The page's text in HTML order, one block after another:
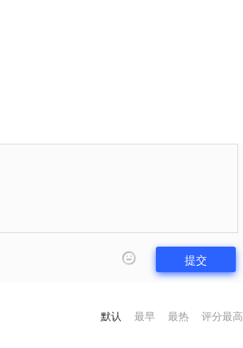
提交
默认 最早 最热 评分最高